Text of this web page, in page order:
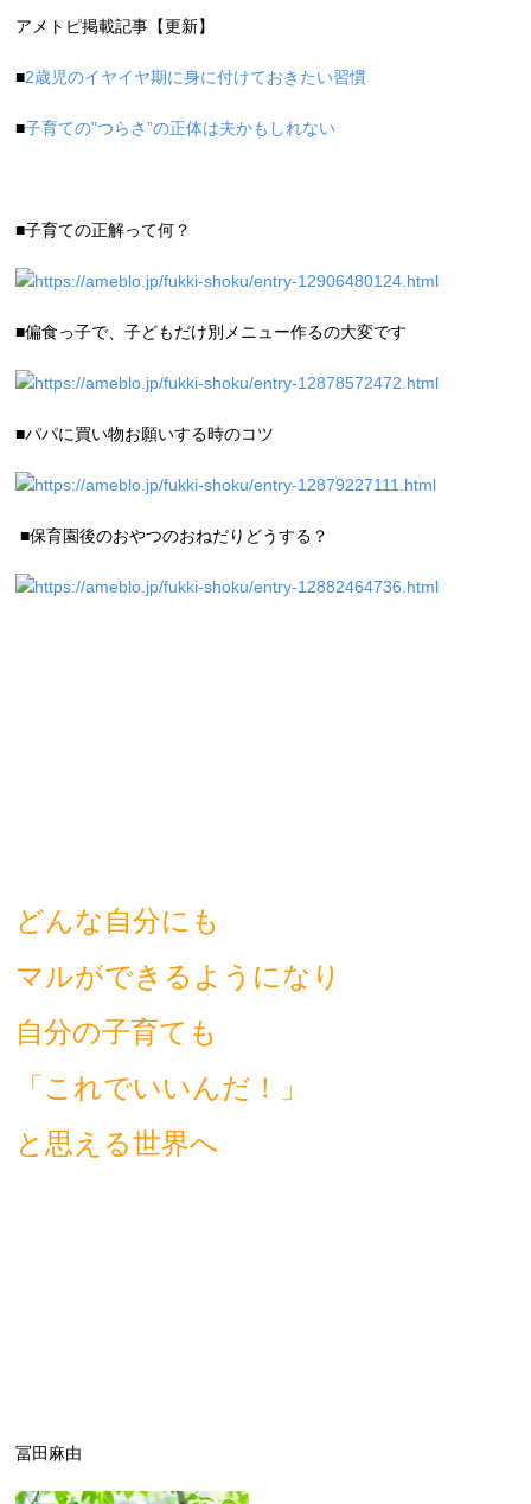
アメトピ掲載記事【更新】
■2歳児のイヤイヤ期に身に付けておきたい習慣
■子育ての”つらさ”の正体は夫かもしれない
■子育ての正解って何？
https://ameblo.jp/fukki-shoku/entry-12906480124.html
■偏食っ子で、子どもだけ別メニュー作るの大変です
https://ameblo.jp/fukki-shoku/entry-12878572472.html
■パパに買い物お願いする時のコツ
https://ameblo.jp/fukki-shoku/entry-12879227111.html
■保育園後のおやつのおねだりどうする？
https://ameblo.jp/fukki-shoku/entry-12882464736.html
どんな自分にも
マルができるようになり
自分の子育ても
「これでいいんだ！」
と思える世界へ
冨田麻由